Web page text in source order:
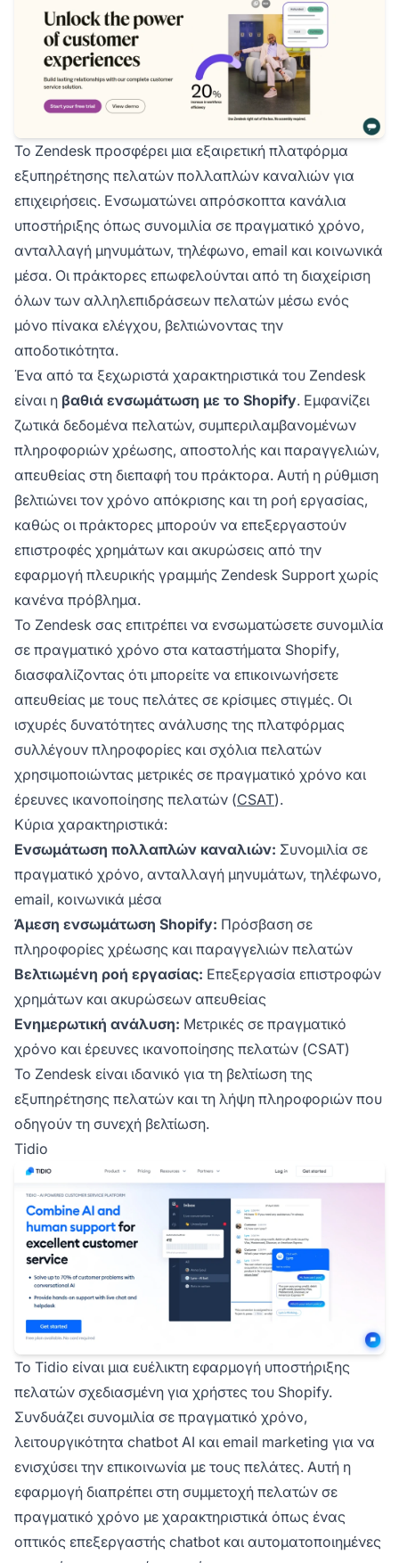
Το Zendesk προσφέρει μια εξαιρετική πλατφόρμα
εξυπηρέτησης πελατών πολλαπλών καναλιών για
επιχειρήσεις. Ενσωματώνει απρόσκοπτα κανάλια
υποστήριξης όπως συνομιλία σε πραγματικό χρόνο,
ανταλλαγή μηνυμάτων, τηλέφωνο, email και κοινωνικά
μέσα. Οι πράκτορες επωφελούνται από τη διαχείριση
όλων των αλληλεπιδράσεων πελατών μέσω ενός
μόνο πίνακα ελέγχου, βελτιώνοντας την
αποδοτικότητα.
Ένα από τα ξεχωριστά χαρακτηριστικά του Zendesk
είναι η βαθιά ενσωμάτωση με το Shopify. Εμφανίζει
ζωτικά δεδομένα πελατών, συμπεριλαμβανομένων
πληροφοριών χρέωσης, αποστολής και παραγγελιών,
απευθείας στη διεπαφή του πράκτορα. Αυτή η ρύθμιση
βελτιώνει τον χρόνο απόκρισης και τη ροή εργασίας,
καθώς οι πράκτορες μπορούν να επεξεργαστούν
επιστροφές χρημάτων και ακυρώσεις από την
εφαρμογή πλευρικής γραμμής Zendesk Support χωρίς
κανένα πρόβλημα.
Το Zendesk σας επιτρέπει να ενσωματώσετε συνομιλία
σε πραγματικό χρόνο στα καταστήματα Shopify,
διασφαλίζοντας ότι μπορείτε να επικοινωνήσετε
απευθείας με τους πελάτες σε κρίσιμες στιγμές. Οι
ισχυρές δυνατότητες ανάλυσης της πλατφόρμας
συλλέγουν πληροφορίες και σχόλια πελατών
χρησιμοποιώντας μετρικές σε πραγματικό χρόνο και
έρευνες ικανοποίησης πελατών (CSAT).
Κύρια χαρακτηριστικά:
Ενσωμάτωση πολλαπλών καναλιών: Συνομιλία σε
πραγματικό χρόνο, ανταλλαγή μηνυμάτων, τηλέφωνο,
email, κοινωνικά μέσα
Άμεση ενσωμάτωση Shopify: Πρόσβαση σε
πληροφορίες χρέωσης και παραγγελιών πελατών
Βελτιωμένη ροή εργασίας: Επεξεργασία επιστροφών
χρημάτων και ακυρώσεων απευθείας
Ενημερωτική ανάλυση: Μετρικές σε πραγματικό
χρόνο και έρευνες ικανοποίησης πελατών (CSAT)
Το Zendesk είναι ιδανικό για τη βελτίωση της
εξυπηρέτησης πελατών και τη λήψη πληροφοριών που
οδηγούν τη συνεχή βελτίωση.
Tidio
Το Tidio είναι μια ευέλικτη εφαρμογή υποστήριξης
πελατών σχεδιασμένη για χρήστες του Shopify.
Συνδυάζει συνομιλία σε πραγματικό χρόνο,
λειτουργικότητα chatbot AI και email marketing για να
ενισχύσει την επικοινωνία με τους πελάτες. Αυτή η
εφαρμογή διαπρέπει στη συμμετοχή πελατών σε
πραγματικό χρόνο με χαρακτηριστικά όπως ένας
οπτικός επεξεργαστής chatbot και αυτοματοποιημένες